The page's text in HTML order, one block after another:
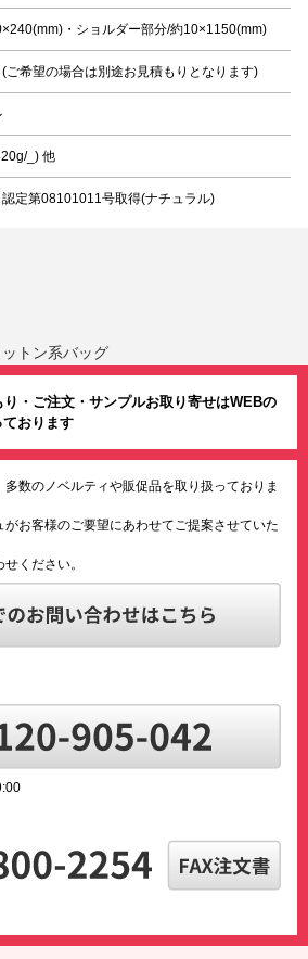
・ショルダー部分/約10×1150(mm)
ご希望の場合は別途お見積もりとなります)
_) 他
認定第08101011号取得(ナチュラル)
ットン系バッグ
・ご注文・サンプルお取り寄せはWEBの
おります
数のノベルティや販促品を取り扱っておりま
がお客様のご要望にあわせてご提案させていた
ください。